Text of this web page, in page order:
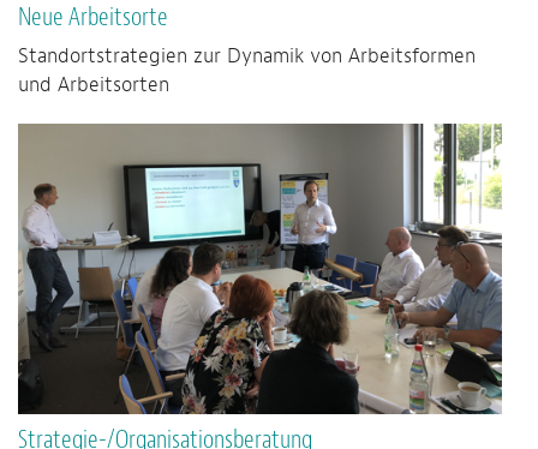
Neue Arbeitsorte
Standortstrategien zur Dynamik von Arbeitsformen
und Arbeitsorten
Strategie-/Organisationsberatung